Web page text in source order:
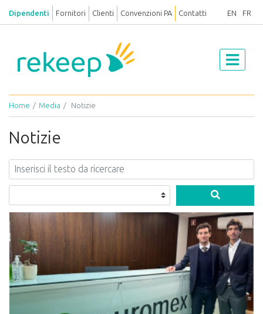
Dipendenti Fornitori Clienti Convenzioni PA Contatti EN FR
Home Media Notizie
Notizie